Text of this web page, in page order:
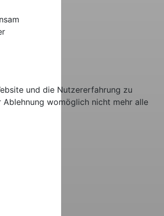
und die Nutzererfahrung zu
womöglich nicht mehr alle